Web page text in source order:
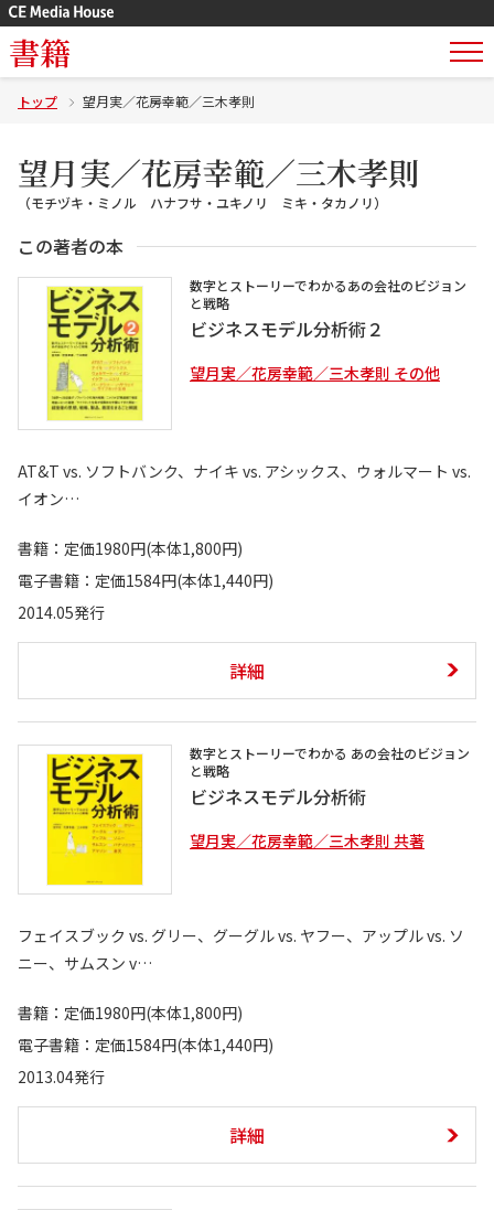
書籍
トップ 望月実／花房幸範／三木孝則
望月実／花房幸範／三木孝則
（モチヅキ・ミノル ハナフサ・ユキノリ ミキ・タカノリ）
この著者の本
数字とストーリーでわかるあの会社のビジョン
と戦略
ビジネスモデル分析術２
望月実／花房幸範／三木孝則 その他
AT&T vs. ソフトバンク、ナイキ vs. アシックス、ウォルマート vs.
イオン…
書籍：定価1980円(本体1,800円)
電子書籍：定価1584円(本体1,440円)
2014.05発行
詳細
数字とストーリーでわかる あの会社のビジョン
と戦略
ビジネスモデル分析術
望月実／花房幸範／三木孝則 共著
フェイスブック vs. グリー、グーグル vs. ヤフー、アップル vs. ソ
ニー、サムスン v…
書籍：定価1980円(本体1,800円)
電子書籍：定価1584円(本体1,440円)
2013.04発行
詳細